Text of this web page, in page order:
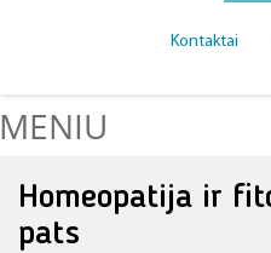
Kontaktai
MENIU
Homeopatija ir
pats